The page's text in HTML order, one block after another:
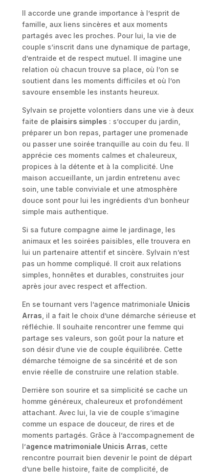
Il accorde une grande importance à l’esprit de
famille, aux liens sincères et aux moments
partagés avec les proches. Pour lui, la vie de
couple s’inscrit dans une dynamique de partage,
d’entraide et de respect mutuel. Il imagine une
relation où chacun trouve sa place, où l’on se
soutient dans les moments difficiles et où l’on
savoure ensemble les instants heureux.
Sylvain se projette volontiers dans une vie à deux
faite de plaisirs simples : s’occuper du jardin,
préparer un bon repas, partager une promenade
ou passer une soirée tranquille au coin du feu. Il
apprécie ces moments calmes et chaleureux,
propices à la détente et à la complicité. Une
maison accueillante, un jardin entretenu avec
soin, une table conviviale et une atmosphère
douce sont pour lui les ingrédients d’un bonheur
simple mais authentique.
Si sa future compagne aime le jardinage, les
animaux et les soirées paisibles, elle trouvera en
lui un partenaire attentif et sincère. Sylvain n’est
pas un homme compliqué. Il croit aux relations
simples, honnêtes et durables, construites jour
après jour avec respect et affection.
En se tournant vers l’agence matrimoniale Unicis
Arras , il a fait le choix d’une démarche sérieuse et
réfléchie. Il souhaite rencontrer une femme qui
partage ses valeurs, son goût pour la nature et
son désir d’une vie de couple équilibrée. Cette
démarche témoigne de sa sincérité et de son
envie réelle de construire une relation stable.
Derrière son sourire et sa simplicité se cache un
homme généreux, chaleureux et profondément
attachant. Avec lui, la vie de couple s’imagine
comme un espace de douceur, de rires et de
moments partagés. Grâce à l’accompagnement de
l’agence matrimoniale Unicis Arras , cette
rencontre pourrait bien devenir le point de départ
d’une belle histoire, faite de complicité, de